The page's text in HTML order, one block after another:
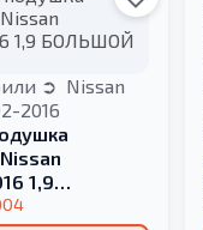
Nissan
2016
1,9